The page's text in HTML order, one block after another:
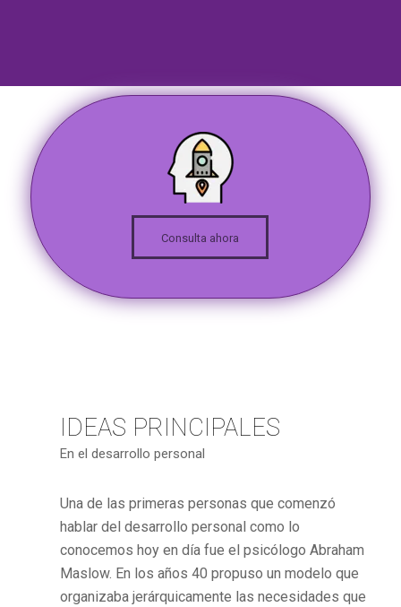
Consulta ahora
IDEAS PRINCIPALES
En el desarrollo personal
Una de las primeras personas que comenzó
hablar del desarrollo personal como lo
conocemos hoy en día fue el psicólogo Abraham
Maslow. En los años 40 propuso un modelo que
organizaba jerárquicamente las necesidades que